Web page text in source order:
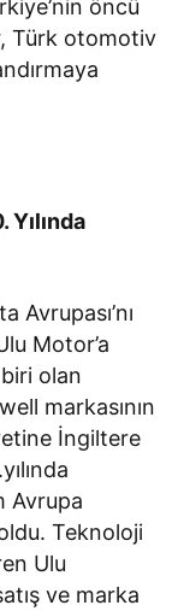
öncü
Türk otomotiv
Avrupası’nı
Motor’a
olan
markasının
İngiltere
Avrupa
Teknoloji
Ulu
ve marka